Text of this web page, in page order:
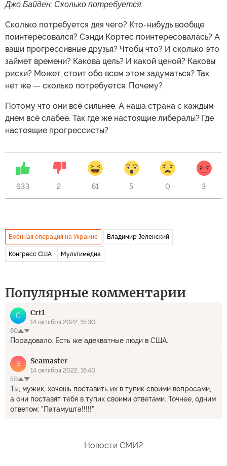
Джо Байден: Сколько потребуется.
Сколько потребуется для чего? Кто-нибудь вообще
поинтересовался? Сэнди Кортеc поинтересовалась? А
ваши прогрессивные друзья? Чтобы что? И сколько это
займет времени? Какова цель? И какой ценой? Каковы
риски? Может, стоит обо всем этом задуматься? Так
нет же — сколько потребуется. Почему?
Потому что они всё сильнее. А наша страна с каждым
днем всё слабее. Так где же настоящие либералы? Где
настоящие прогрессисты?
633 2 61 5 0 3
Военная операция на Украине Владимир Зеленский
Конгресс США Мультимедиа
Популярные комментарии
C Crt1
14 октября 2022, 15:30
80
Порадовало. Есть же адекватные люди в США.
S Seamaster
14 октября 2022, 16:40
50
Ты, мужик, хочешь поставить их в тупик своими вопросами,
а они поставят тебя в тупик своими ответами. Точнее, одним
ответом: "Патамушта!!!!!"
Новости СМИ2